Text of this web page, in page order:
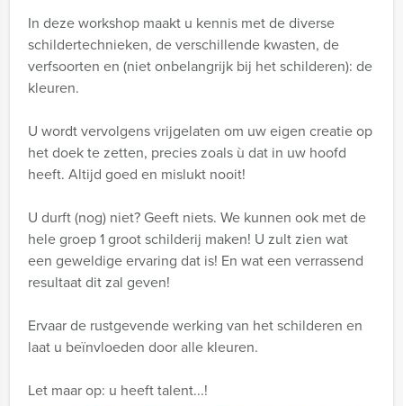
In deze workshop maakt u kennis met de diverse
schildertechnieken, de verschillende kwasten, de
verfsoorten en (niet onbelangrijk bij het schilderen): de
kleuren.
U wordt vervolgens vrijgelaten om uw eigen creatie op
het doek te zetten, precies zoals ù dat in uw hoofd
heeft. Altijd goed en mislukt nooit!
U durft (nog) niet? Geeft niets. We kunnen ook met de
hele groep 1 groot schilderij maken! U zult zien wat
een geweldige ervaring dat is! En wat een verrassend
resultaat dit zal geven!
Ervaar de rustgevende werking van het schilderen en
laat u beïnvloeden door alle kleuren.
Let maar op: u heeft talent...!